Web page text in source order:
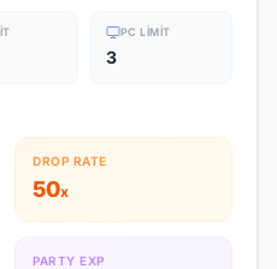
PC LIMIT
3
DROP RATE
50x
PARTY EXP